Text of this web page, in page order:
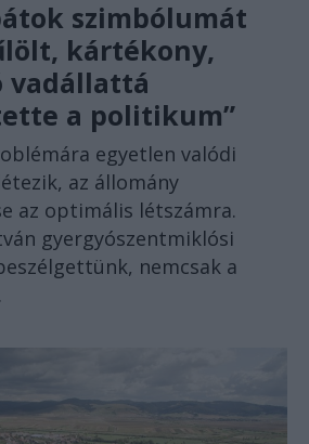
szimbólumát
kártékony,
vadállattá
a politikum”
egyetlen valódi
az állomány
az optimális létszámra.
gyergyószentmiklósi
nemcsak a